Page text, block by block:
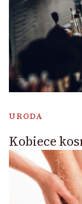
URODA
Kobiece